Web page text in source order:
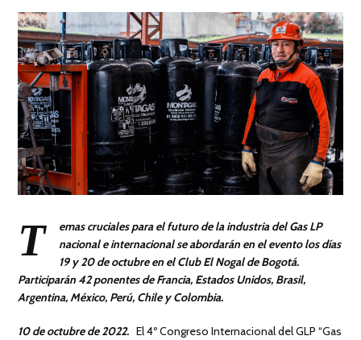
DE
2022
T
emas cruciales para el futuro de la industria del Gas LP
nacional e internacional se abordarán en el evento los días
19 y 20 de octubre en el Club El Nogal de Bogotá.
Participarán 42 ponentes de Francia, Estados Unidos, Brasil,
Argentina, México, Perú, Chile y Colombia.
10 deoctubre de 2022. El 4º Congreso Internacional del GLP “Gas